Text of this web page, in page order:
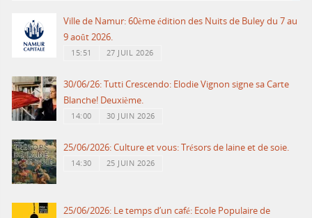
Ville de Namur: 60ème édition des Nuits de Buley du 7 au
9 août 2026.
15:51 27 JUIL 2026
30/06/26: Tutti Crescendo: Elodie Vignon signe sa Carte
Blanche! Deuxième.
14:00 30 JUIN 2026
25/06/2026: Culture et vous: Trésors de laine et de soie.
14:30 25 JUIN 2026
25/06/2026: Le temps d’un café: Ecole Populaire de